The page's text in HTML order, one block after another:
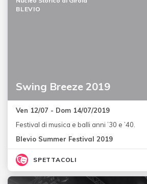
Swing Breeze 2019
BLEVIO
Ven 12/07 - Dom 14/07/2019
Festival di musica e balli anni ’30 e ’40.
Blevio Summer Festival 2019
SPETTACOLI